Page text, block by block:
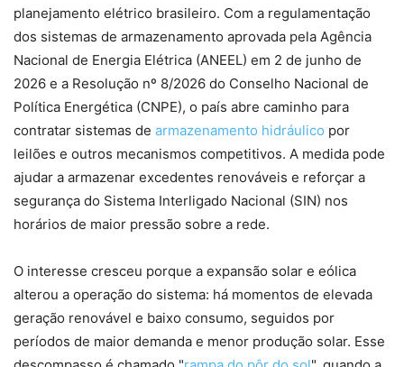
planejamento elétrico brasileiro. Com a regulamentação
dos sistemas de armazenamento aprovada pela Agência
Nacional de Energia Elétrica (ANEEL) em 2 de junho de
2026 e a Resolução nº 8/2026 do Conselho Nacional de
Política Energética (CNPE), o país abre caminho para
contratar sistemas de armazenamento hidráulico por
leilões e outros mecanismos competitivos. A medida pode
ajudar a armazenar excedentes renováveis e reforçar a
segurança do Sistema Interligado Nacional (SIN) nos
horários de maior pressão sobre a rede.
O interesse cresceu porque a expansão solar e eólica
alterou a operação do sistema: há momentos de elevada
geração renovável e baixo consumo, seguidos por
períodos de maior demanda e menor produção solar. Esse